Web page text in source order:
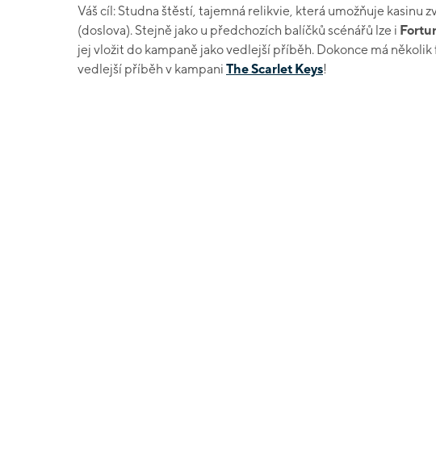
Váš cíl: Studna štěstí, tajemná relikvie, která umožňuje kasinu
(doslova). Stejně jako u předchozích balíčků scénářů lze i
jej vložit do kampaně jako vedlejší příběh. Dokonce má
vedlejší příběh v kampani The Scarlet Keys!